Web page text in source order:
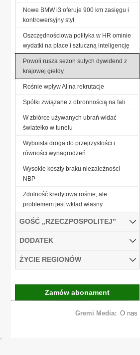
Nowe BMW i3 oferuje 900 km zasięgu i
kontrowersyjny styl
Oszczędnościowa polityka w HR ominie
wydatki na płace i sztuczną inteligencję
Powoli rusza sezon sutych dywidend z
krajowej giełdy
Rośnie wpływ AI na rekrutacje
Spółki związane z obronnością na fali
W zbiórce używanych ubrań widać
światełko w tunelu
Wyboista droga do przejrzystości i
równości wynagrodzeń
Wysokie koszty braku niezależności
NBP
Zdolność kredytowa rośnie, ale
problemem jest wkład własny
GOŚĆ „RZECZPOSPOLITEJ”
DODATEK
ŻYCIE REGIONÓW
Zamów abonament
Gremi Media: O nas